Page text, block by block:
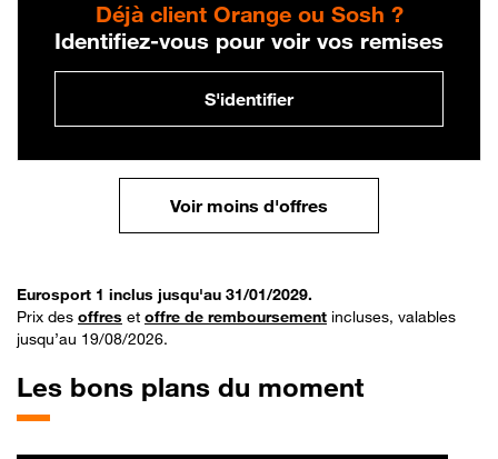
Déjà client Orange ou Sosh ?
Identifiez-vous pour voir vos remises
S'identifier
Voir moins d'offres
Eurosport 1 inclus jusqu'au 31/01/2029.
Prix des offres et offre de remboursement incluses, valables
jusqu’au 19/08/2026.
Les bons plans du moment